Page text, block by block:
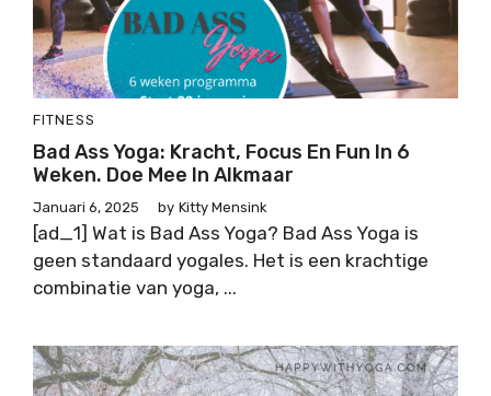
FITNESS
Bad Ass Yoga: Kracht, Focus En Fun In 6
Weken. Doe Mee In Alkmaar
Januari 6, 2025 by Kitty Mensink
[ad_1] Wat is Bad Ass Yoga? Bad Ass Yoga is
geen standaard yogales. Het is een krachtige
combinatie van yoga, ...